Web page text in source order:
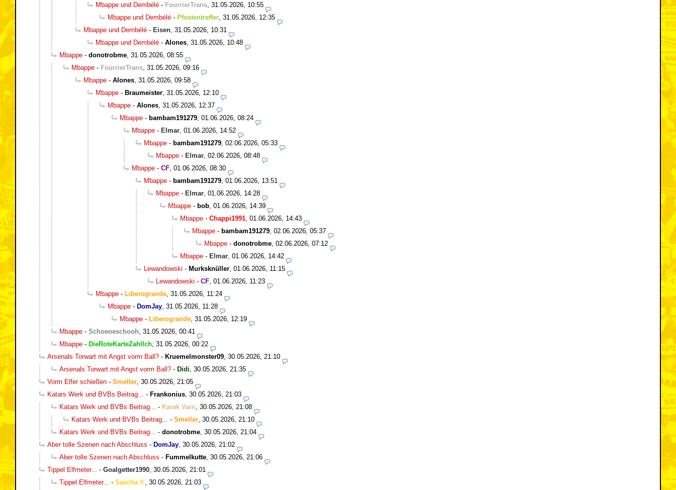
Mbappe und Dembélé - FourrierTrans 31.05.2026, 10:55
Mbappe und Dembélé - Pfostentreffer 31.05.2026, 12:35
Mbappe und Dembélé - Eisen 31.05.2026, 10:31
Mbappe und Dembélé - Alones 31.05.2026, 10:48
Mbappe - donotrobme 31.05.2026, 08:55
Mbappe - FourrierTrans 31.05.2026, 09:16
Mbappe - Alones 31.05.2026, 09:58
Mbappe - Braumeister 31.05.2026, 12:10
Mbappe - Alones 31.05.2026, 12:37
Mbappe - bambam191279 01.06.2026, 08:24
Mbappe - Elmar 01.06.2026, 14:52
Mbappe - bambam191279 02.06.2026, 05:33
Mbappe - Elmar 02.06.2026, 08:48
Mbappe - CF 01.06.2026, 08:30
Mbappe - bambam191279 01.06.2026, 13:51
Mbappe - Elmar 01.06.2026, 14:28
Mbappe - bob 01.06.2026, 14:39
Mbappe - Chappi1991 01.06.2026, 14:43
Mbappe - bambam191279 02.06.2026, 05:37
Mbappe - donotrobme 02.06.2026, 07:12
Mbappe - Elmar 01.06.2026, 14:42
Lewandowski - Murksknüller 01.06.2026, 11:15
Lewandowski - CF 01.06.2026, 11:23
Mbappe - Liberogrande 31.05.2026, 11:24
Mbappe - DomJay 31.05.2026, 11:28
Mbappe - Liberogrande 31.05.2026, 12:19
Mbappe - Schoeneschooh 31.05.2026, 00:41
Mbappe - DieRoteKarteZahlIch 31.05.2026, 00:22
Arsenals Torwart mit Angst vorm Ball? - Kruemelmonster09 30.05.2026, 21:10
Arsenals Torwart mit Angst vorm Ball? - Didi 30.05.2026, 21:35
Vorm Elfer schießen - Smeller 30.05.2026, 21:05
Katars Werk und BVBs Beitrag...
- Frankonius 30.05.2026, 21:03
Katars Werk und BVBs Beitrag...
- Karak Varn 30.05.2026, 21:08
Katars Werk und BVBs Beitrag...
- Smeller 30.05.2026, 21:10
Katars Werk und BVBs Beitrag...
- donotrobme 30.05.2026, 21:04
Aber tolle Szenen nach Abschluss - DomJay 30.05.2026, 21:02
Aber tolle Szenen nach Abschluss - Fummelkutte 30.05.2026, 21:06
Tippel Elfmeter...
- Goalgetter1990 30.05.2026, 21:01
Tippel Elfmeter...
- Sascha
30.05.2026, 21:03